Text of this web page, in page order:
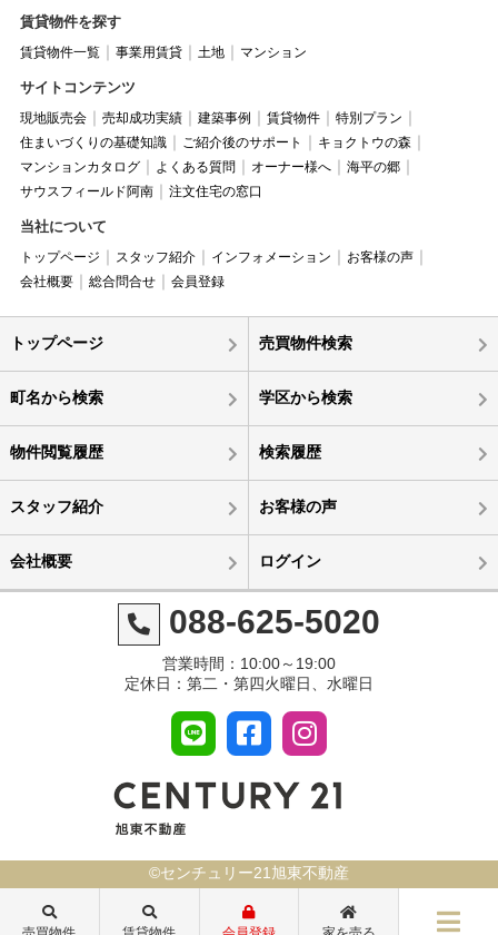
賃貸物件を探す
賃貸物件一覧 事業用賃貸 土地 マンション
サイトコンテンツ
現地販売会 売却成功実績 建築事例 賃貸物件
特別プラン
住まいづくりの基礎知識
ご紹介後のサポート
キョクトウの森
マンションカタログ
よくある質問 オーナー様へ
海平の郷
サウスフィールド阿南
注文住宅の窓口
当社について
トップページ スタッフ紹介 インフォメーション
お客様の声
会社概要
総合問合せ 会員登録
トップページ 売買物件検索
町名から検索 学区から検索
物件閲覧履歴 検索履歴
スタッフ紹介 お客様の声
会社概要 ログイン
088-625-5020
営業時間：10:00～19:00
定休日：第二・第四火曜日、水曜日
©センチュリー21旭東不動産